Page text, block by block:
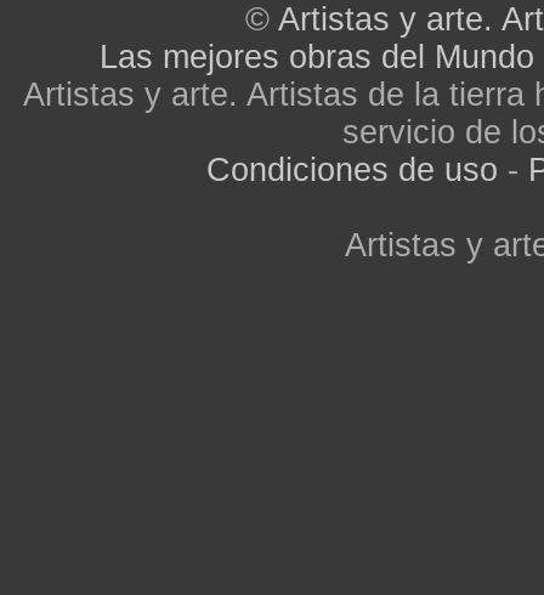
© Artistas y arte.
Las mejores obras del Mundo
Artistas y arte. Artistas de la tierra
servicio de
Condiciones de uso -
Artistas y